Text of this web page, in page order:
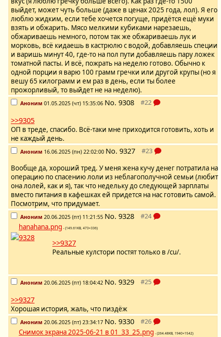
выйдет, может чуть больше (даже в ценах 2025 года, лол). Я его
люблю жидким, если тебе хочется погуще, придётся ещё муки
взять и обжарить. Мясо мелкими кубиками нарезаешь,
обжариваешь немного, потом так же обжариваешь лук и
морковь, всё кидаешь в кастрюлю с водой, добавляешь специи
и варишь минут 40, где-то на пол пути добавляешь пару ложек
томатной пасты. И всё, пожрать на неделю готово. Обычно к
одной порции я варю 100 грамм гречки или другой крупы (но я
вешу 65 килограмм и ем раз в день, если ты более
прожорливый, то выйдет не на неделю).
Аноним 01.05.2025 (чт) 15:35:06 No. 9308
>>9305
ОП в треде, спасибо. Всё-таки мне приходится готовить, хоть и
не каждый день.
Аноним 16.06.2025 (пн) 22:02:00 No. 9327
Вообще да, хороший тред. У меня жена кучу денег потратила на
операцию по спасению лоли из неблагополучной семьи (любит
она лолей, как и я), так что недельку до следующей зарплаты
вместо питания в кафешках ей придется на нас готовить самой.
Посмотрим, что придумает.
Аноним 20.06.2025 (пт) 11:21:55 No. 9328
hanahana.png - (149.61KB, 473×336)
>>9327
Реальные кулстори постят только в /cu/.
Аноним 20.06.2025 (пт) 18:04:42 No. 9329
>>9327
Хорошая история, жаль, что пиздёж
Аноним 20.06.2025 (пт) 23:34:17 No. 9330
Снимок экрана 2025-06-21 в 01_33_25.png - (264.48KB, 1940×1542)